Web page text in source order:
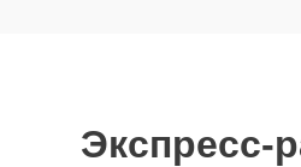
Экспресс-